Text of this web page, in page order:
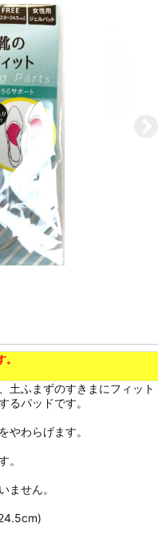
土ふまずのすきまにフィット
るパッドです。
やわらげます。
。
ません。